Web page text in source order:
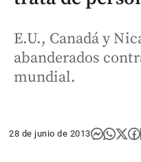
E.U., Canadá y
abanderados
mundial.
28 de junio de 2013